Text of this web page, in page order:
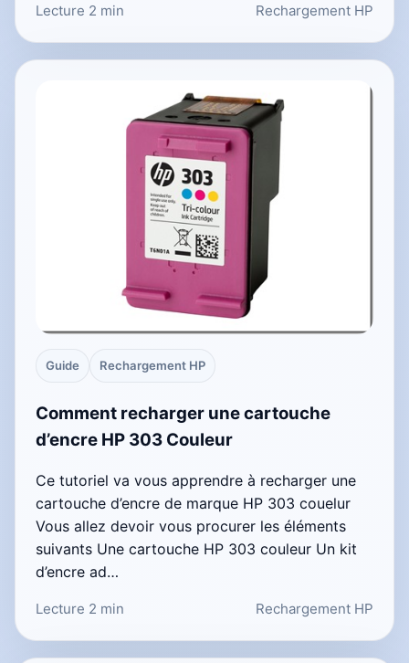
Lecture 2 min Rechargement HP
Guide Rechargement HP
Comment recharger une cartouche
d’encre HP 303 Couleur
Ce tutoriel va vous apprendre à recharger une
cartouche d’encre de marque HP 303 couelur
Vous allez devoir vous procurer les éléments
suivants Une cartouche HP 303 couleur Un kit
d’encre ad…
Lecture 2 min Rechargement HP